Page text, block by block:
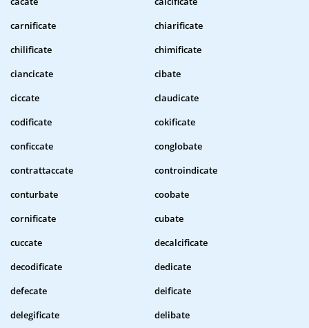
carnificate
chiarificate
chilificate
chimificate
ciancicate
cibate
ciccate
claudicate
codificate
cokificate
conficcate
conglobate
contrattaccate
controindicate
conturbate
coobate
cornificate
cubate
cuccate
decalcificate
decodificate
dedicate
defecate
deificate
delegificate
delibate